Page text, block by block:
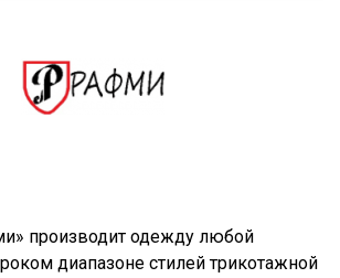
производит одежду любой
диапазоне стилей трикотажной